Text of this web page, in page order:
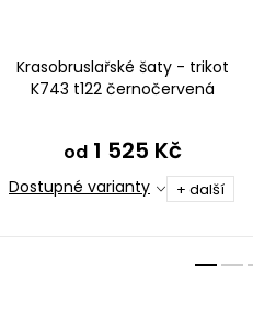
Krasobruslařské šaty - trikot
K743 t122 černočervená
od 1 525 Kč
Dostupné varianty + další